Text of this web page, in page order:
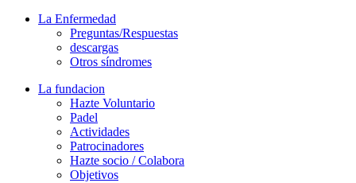
La Enfermedad
Preguntas/Respuestas
descargas
Otros síndromes
La fundacion
Hazte Voluntario
Padel
Actividades
Patrocinadores
Hazte socio / Colabora
Objetivos